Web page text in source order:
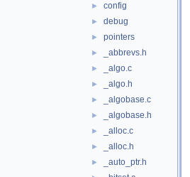
► config
► debug
► pointers
► _abbrevs.h
► _algo.c
► _algo.h
► _algobase.c
► _algobase.h
► _alloc.c
► _alloc.h
► _auto_ptr.h